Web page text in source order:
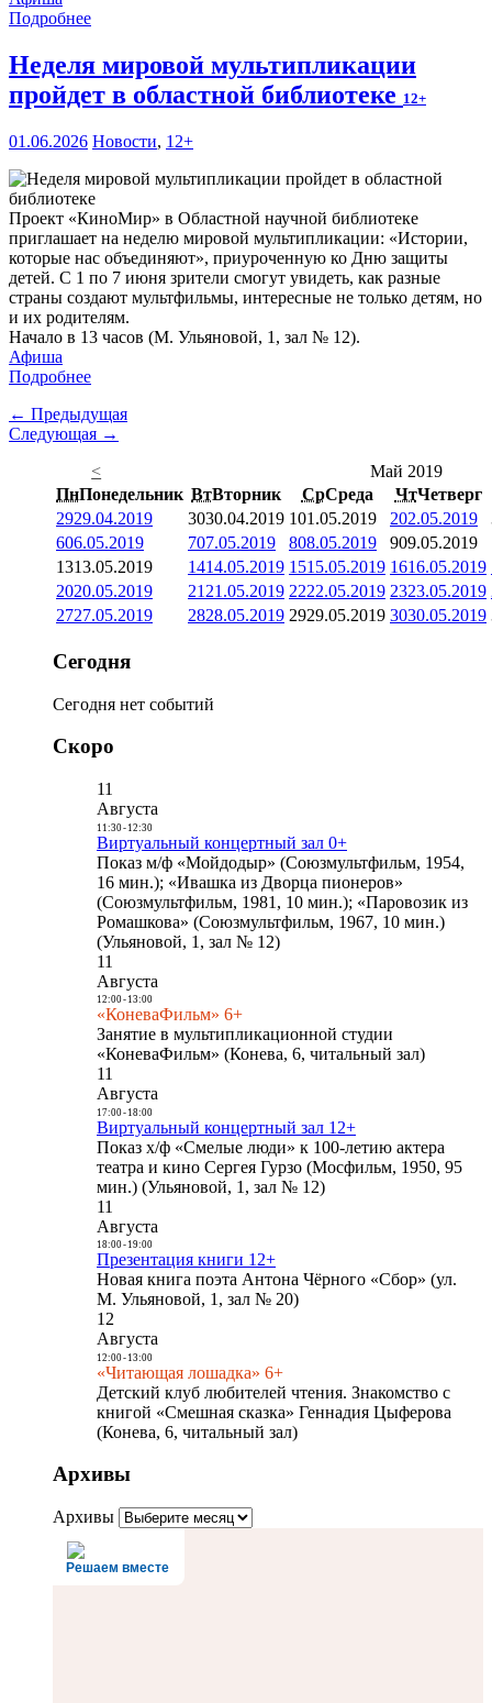
Подробнее
Неделя мировой мультипликации
пройдет в областной библиотеке 12+
01.06.2026 Новости, 12+
Проект «КиноМир» в Областной научной библиотеке
приглашает на неделю мировой мультипликации: «Истории,
которые нас объединяют», приуроченную ко Дню защиты
детей. С 1 по 7 июня зрители смогут увидеть, как разные
страны создают мультфильмы, интересные не только детям, но
и их родителям.
Начало в 13 часов (М. Ульяновой, 1, зал № 12).
Афиша
Подробнее
← Предыдущая
Следующая →
<
Май 2019
ПнПонедельник ВтВторник СрСреда ЧтЧетверг
2929.04.2019 3030.04.2019 101.05.2019 202.05.2019
606.05.2019 707.05.2019 808.05.2019 909.05.2019
1313.05.2019 1414.05.2019 1515.05.2019 1616.05.2019
2020.05.2019 21 21.05.2019 2222.05.2019 2323.05.2019
2727.05.2019 2828.05.2019 2929.05.2019 3030.05.2019
Сегодня
Сегодня нет событий
Скоро
11
Августа
11:30- 12:30
Виртуальный концертный зал 0+
Показ м/ф «Мойдодыр» (Союзмультфильм, 1954,
16 мин.); «Ивашка из Дворца пионеров»
(Союзмультфильм, 1981, 10 мин.); «Паровозик из
Ромашкова» (Союзмультфильм, 1967, 10 мин.)
(Ульяновой, 1, зал № 12)
11
Августа
12:00- 13:00
«КоневаФильм» 6+
Занятие в мультипликационной студии
«КоневаФильм» (Конева, 6, читальный зал)
11
Августа
17:00- 18:00
Виртуальный концертный зал 12+
Показ х/ф «Смелые люди» к 100-летию актера
театра и кино Сергея Гурзо (Мосфильм, 1950, 95
мин.) (Ульяновой, 1, зал № 12)
11
Августа
18:00- 19:00
Презентация книги 12+
Новая книга поэта Антона Чёрного «Сбор» (ул.
М. Ульяновой, 1, зал № 20)
12
Августа
12:00- 13:00
«Читающая лошадка» 6+
Детский клуб любителей чтения. Знакомство с
книгой «Смешная сказка» Геннадия Цыферова
(Конева, 6, читальный зал)
Архивы
Архивы
Решаем вместе